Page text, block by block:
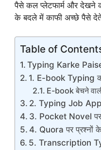
पैसे कल प्लेटफार्म और देखने
के बदले में काफी अच्छे पैसे
Table of
Typing Karke
1. E-book Typing
E-book बेचने
2. Typing Job
3. Pocket Novel
4. Quora पर प्रश्नों
5. Transcription